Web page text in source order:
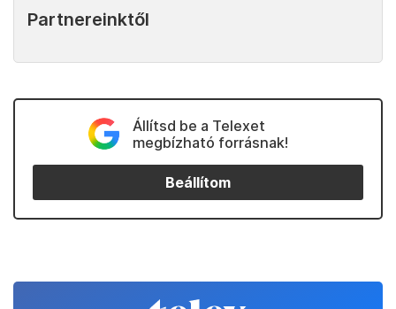
Partnereinktől
Állítsd be a Telexet
megbízható forrásnak!
Beállítom